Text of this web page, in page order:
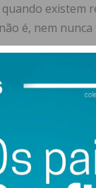
existem
é, nem nunca
são
com provas
feitas a
E, por isso,